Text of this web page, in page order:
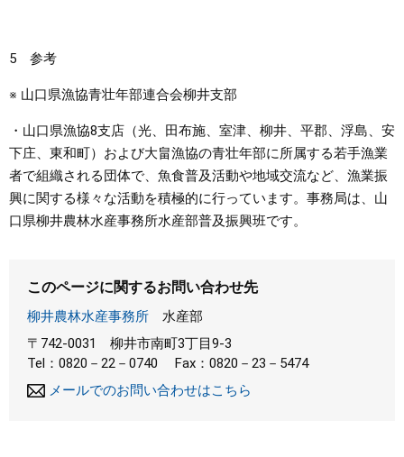
5 参考
※ 山口県漁協青壮年部連合会柳井支部
・山口県漁協8支店（光、田布施、室津、柳井、平郡、浮島、安
下庄、東和町）および大畠漁協の青壮年部に所属する若手漁業
者で組織される団体で、魚食普及活動や地域交流など、漁業振
興に関する様々な活動を積極的に行っています。事務局は、山
口県柳井農林水産事務所水産部普及振興班です。
このページに関するお問い合わせ先
柳井農林水産事務所
水産部
〒742-0031
柳井市南町3丁目9-3
Tel：0820－22－0740
Fax：0820－23－5474
メールでのお問い合わせはこちら